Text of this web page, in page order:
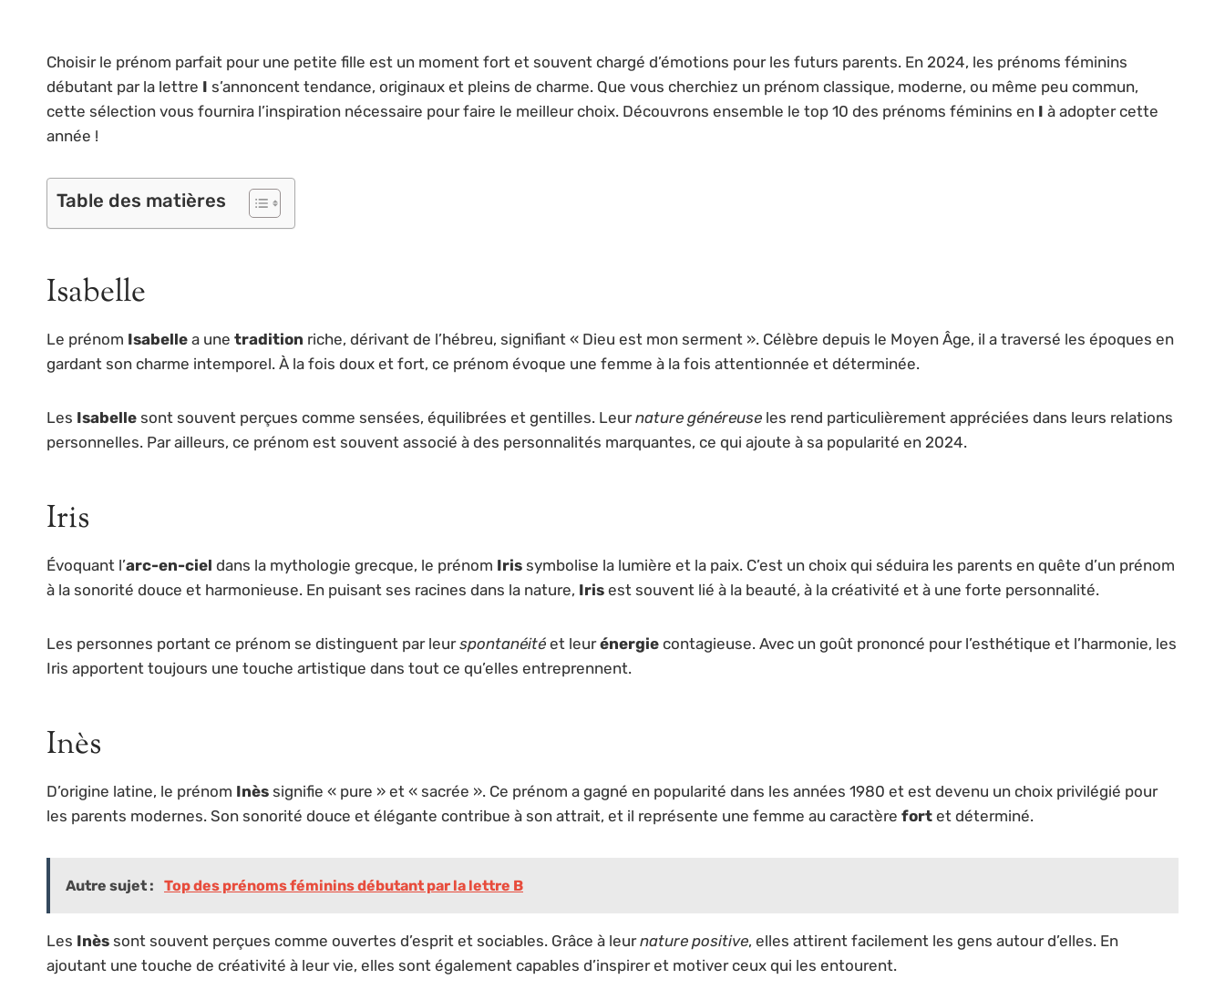
Choisir le prénom parfait pour une petite fille est un moment fort et souvent chargé d’émotions pour les futurs parents. En 2024, les prénoms féminins
débutant par la lettre I s’annoncent tendance, originaux et pleins de charme. Que vous cherchiez un prénom classique, moderne, ou même peu commun,
cette sélection vous fournira l’inspiration nécessaire pour faire le meilleur choix. Découvrons ensemble le top 10 des prénoms féminins en I à adopter cette
année !
Table des matières
Isabelle
Le prénom Isabelle a une tradition riche, dérivant de l’hébreu, signifiant « Dieu est mon serment ». Célèbre depuis le Moyen Âge, il a traversé les époques en
gardant son charme intemporel. À la fois doux et fort, ce prénom évoque une femme à la fois attentionnée et déterminée.
Les Isabelle sont souvent perçues comme sensées, équilibrées et gentilles. Leurnature généreuse les rend particulièrement appréciées dans leurs relations
personnelles. Par ailleurs, ce prénom est souvent associé à des personnalités marquantes, ce qui ajoute à sa popularité en 2024.
Iris
Évoquant l’arc-en-ciel dans la mythologie grecque, le prénom Iris symbolise la lumière et la paix. C’est un choix qui séduira les parents en quête d’un prénom
à la sonorité douce et harmonieuse. En puisant ses racines dans la nature, Iris est souvent lié à la beauté, à la créativité et à une forte personnalité.
Les personnes portant ce prénom se distinguent par leurspontanéité et leurénergie contagieuse. Avec un goût prononcé pour l’esthétique et l’harmonie, les
Iris apportent toujours une touche artistique dans tout ce qu’elles entreprennent.
Inès
D’origine latine, le prénom Inès signifie « pure » et « sacrée ». Ce prénom a gagné en popularité dans les années 1980 et est devenu un choix privilégié pour
les parents modernes. Son sonorité douce et élégante contribue à son attrait, et il représente une femme au caractère fort et déterminé.
Autre sujet : Top des prénoms féminins débutant par la lettre B
Les Inès sont souvent perçues comme ouvertes d’esprit et sociables. Grâce à leurnature positive, elles attirent facilement les gens autour d’elles. En
ajoutant une touche de créativité à leur vie, elles sont également capables d’inspirer et motiver ceux qui les entourent.